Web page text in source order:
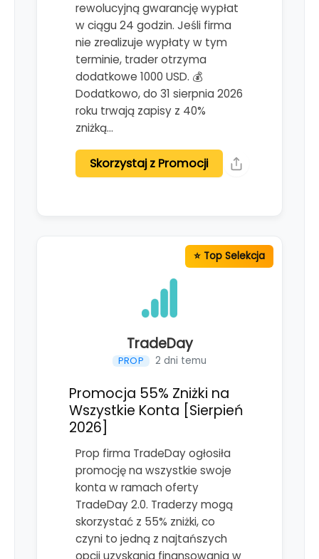
rewolucyjną gwarancję wypłat
w ciągu 24 godzin. Jeśli firma
nie zrealizuje wypłaty w tym
terminie, trader otrzyma
dodatkowe 1000 USD. 💰
Dodatkowo, do 31 sierpnia 2026
roku trwają zapisy z 40%
zniżką…
Skorzystaj z Promocji
TradeDay
PROP 2 dni temu
Promocja 55% Zniżki na
Wszystkie Konta [Sierpień
2026]
Prop firma TradeDay ogłosiła
promocję na wszystkie swoje
konta w ramach oferty
TradeDay 2.0. Traderzy mogą
skorzystać z 55% zniżki, co
czyni to jedną z najtańszych